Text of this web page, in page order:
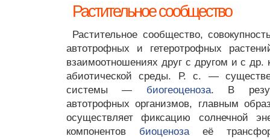
Растительное сообщество
Растительное сообщество,
автотрофных и гетеротрофных
взаимоотношениях друг с другом и с др.
абиотической среды. Р. с. —
системы — биогеоценоза. В
автотрофных организмов, главным
осуществляет фиксацию солнечной
компонентов биоценозаеё